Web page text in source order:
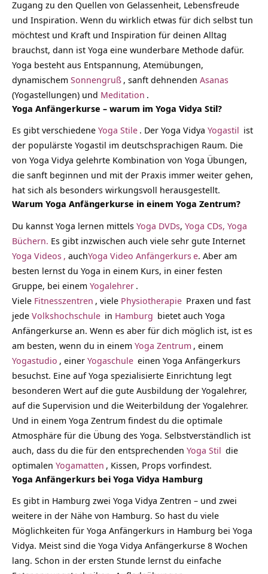
Zugang zu den Quellen von Gelassenheit, Lebensfreude
und Inspiration. Wenn du wirklich etwas für dich selbst tun
möchtest und Kraft und Inspiration für deinen Alltag
brauchst, dann ist Yoga eine wunderbare Methode dafür.
Yoga besteht aus Entspannung, Atemübungen,
dynamischem Sonnengruß , sanft dehnenden Asanas
(Yogastellungen) und Meditation .
Yoga Anfängerkurse – warum im Yoga Vidya Stil?
Es gibt verschiedene Yoga Stile . Der Yoga Vidya Yogastil ist
der populärste Yogastil im deutschsprachigen Raum. Die
von Yoga Vidya gelehrte Kombination von Yoga Übungen,
die sanft beginnen und mit der Praxis immer weiter gehen,
hat sich als besonders wirkungsvoll herausgestellt.
Warum Yoga Anfängerkurse in einem Yoga Zentrum?
Du kannst Yoga lernen mittels Yoga DVDs, Yoga CDs, Yoga
Büchern. Es gibt inzwischen auch viele sehr gute Internet
Yoga Videos , auchYoga Video Anfängerkurs e. Aber am
besten lernst du Yoga in einem Kurs, in einer festen
Gruppe, bei einem Yogalehrer .
Viele Fitnesszentren , viele Physiotherapie Praxen und fast
jede Volkshochschule in Hamburg bietet auch Yoga
Anfängerkurse an. Wenn es aber für dich möglich ist, ist es
am besten, wenn du in einem Yoga Zentrum , einem
Yogastudio , einer Yogaschule einen Yoga Anfängerkurs
besuchst. Eine auf Yoga spezialisierte Einrichtung legt
besonderen Wert auf die gute Ausbildung der Yogalehrer,
auf die Supervision und die Weiterbildung der Yogalehrer.
Und in einem Yoga Zentrum findest du die optimale
Atmosphäre für die Übung des Yoga. Selbstverständlich ist
auch, dass du die für den entsprechenden Yoga Stil die
optimalen Yogamatten , Kissen, Props vorfindest.
Yoga Anfängerkurs bei Yoga Vidya Hamburg
Es gibt in Hamburg zwei Yoga Vidya Zentren – und zwei
weitere in der Nähe von Hamburg. So hast du viele
Möglichkeiten für Yoga Anfängerkurs in Hamburg bei Yoga
Vidya. Meist sind die Yoga Vidya Anfängerkurse 8 Wochen
lang. Schon in der ersten Stunde lernst du einfache